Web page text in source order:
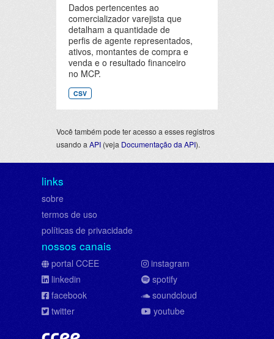
Dados pertencentes ao
comercializador varejista que
detalham a quantidade de
perfis de agente representados,
ativos, montantes de compra e
venda e o resultado financeiro
no MCP.
CSV
Você também pode ter acesso a esses registros
usando a API (veja Documentação da API).
links
sobre
termos de uso
políticas de privacidade
nossos canais
portal CCEE
linkedin
facebook
twitter
instagram
spotify
soundcloud
youtube